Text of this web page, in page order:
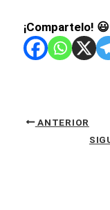
¡Compartelo! 😃
ANTERIOR